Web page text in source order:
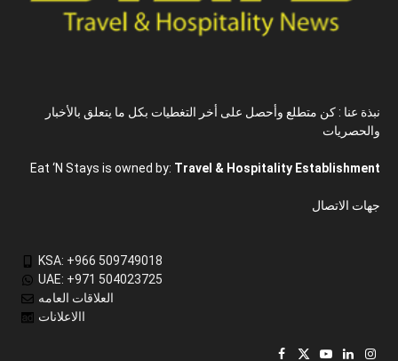
نبذة عنا : كن متطلع وأحصل على أخر التغطيات بكل ما يتعلق بالأخبار
والحصريات
Eat ‘N Stays is owned by: Travel & Hospitality Establishment
جهات الاتصال
KSA: +966 509749018
UAE: +971 504023725
العلاقات العامه
االاعلانات